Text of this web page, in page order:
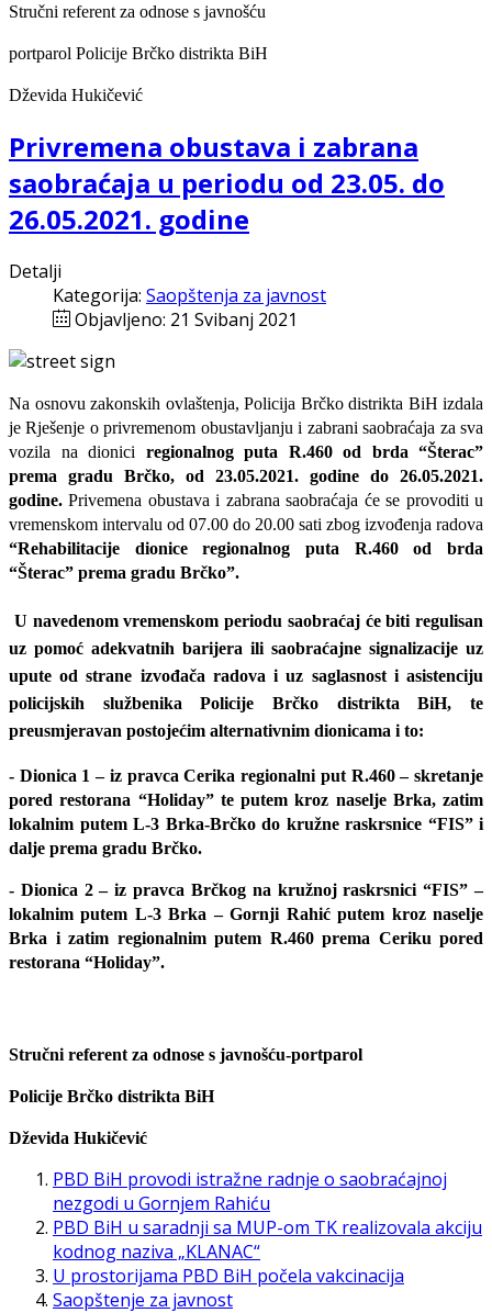
Stručni referent za odnose s javnošću
portparol Policije Brčko distrikta BiH
Dževida Hukičević
Privremena obustava i zabrana
saobraćaja u periodu od 23.05. do
26.05.2021. godine
Detalji
Kategorija: Saopštenja za javnost
Objavljeno: 21 Svibanj 2021
Na osnovu zakonskih ovlaštenja, Policija Brčko distrikta BiH izdala
jeRješenje oprivremenom obustavljanju i zabrani saobraćaja za sva
vozila na dionici regionalnog puta R.460 od brda “Šterac”
prema gradu Brčko, od 23.05.2021. godine do 26.05.2021.
godine.Privemena obustava i zabrana saobraćaja će se provoditi u
vremenskom intervalu od 07.00 do 20.00 sati zbog izvođenja radova
“Rehabilitacije dionice regionalnog puta R.460 od brda
“Šterac” prema gradu Brčko”.
U navedenom vremenskom periodu saobraćaj će biti regulisan
uz pomoć adekvatnih barijera ili saobraćajne signalizacije uz
upute od strane izvođača radova i uz saglasnost i asistenciju
policijskih službenika Policije Brčko distrikta BiH, te
preusmjeravan postojećim alternativnim dionicama i to:
- Dionica 1 – iz pravca Cerika regionalni put R.460 – skretanje
pored restorana “Holiday” te putem kroz naselje Brka, zatim
lokalnim putem L-3 Brka-Brčko do kružne raskrsnice “FIS” i
dalje prema gradu Brčko.
- Dionica 2 – iz pravca Brčkog na kružnoj raskrsnici “FIS” –
lokalnim putem L-3 Brka – Gornji Rahić putem kroz naselje
Brka i zatim regionalnim putem R.460 prema Ceriku pored
restorana “Holiday”.
Stručni referent za odnose s javnošću-portparol
Policije Brčko distrikta BiH
Dževida Hukičević
PBD BiH provodi istražne radnje o saobraćajnoj
nezgodi u Gornjem Rahiću
PBD BiH u saradnji sa MUP-om TK realizovala akciju
kodnog naziva „KLANAC“
U prostorijama PBD BiH počela vakcinacija
Saopštenje za javnost